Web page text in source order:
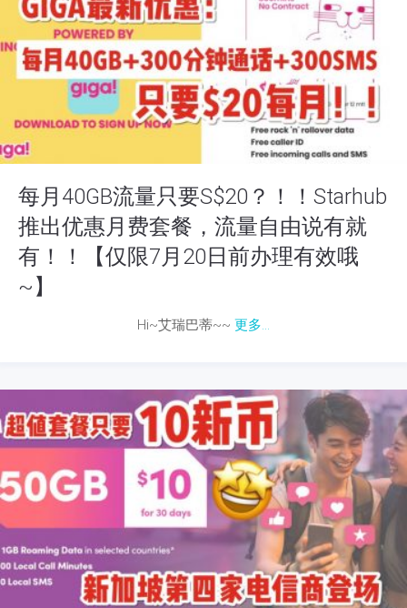
每月40GB流量只要S$20？！！Starhub
推出优惠月费套餐，流量自由说有就
有！！【仅限7月20日前办理有效哦
~】
Hi~艾瑞巴蒂~~ 更多...